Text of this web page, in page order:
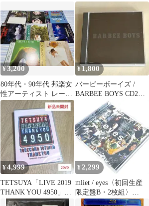
ニウェイ？
DVD ミュージック
¥3,200
80年代・90年代 邦楽女
性アーティスト レーザ
ーディスク 8枚セット
工藤静香
¥ 1,800
バービーボーイズ /
BARBEE BOYS CD2枚
組 ベストアルバム
¥4,999
TETSUYA「LIVE 2019
THANK YOU 4950」
〈2DVD〉
¥ 2,299
mliet / eyes〈初回生産
限定盤B・2枚組〉
CD+DVD